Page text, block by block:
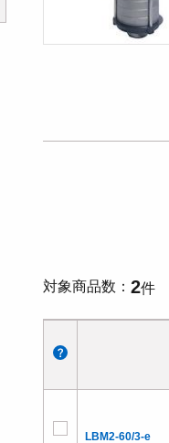
対象商品数 2件
LBM2-60/3-e